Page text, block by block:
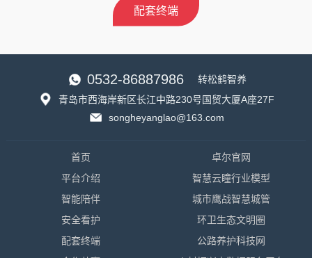
配套终端
0532-86887986
转松鹤智养
青岛市西海岸新区长江中路230号国贸大厦A座27F
songheyanglao@163.com
首页
平台介绍
智能陪伴
安全看护
配套终端
卓尔官网
智慧云瞳行业模型
城市鹰战智慧城管
环卫生态文明圈
公路养护科技网